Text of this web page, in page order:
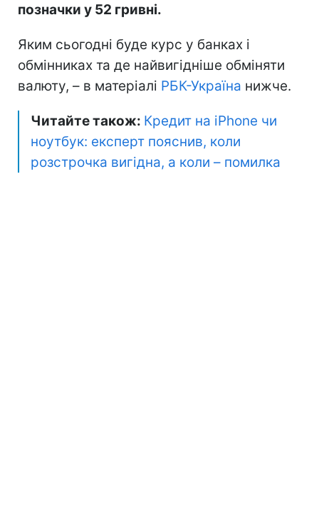
позначки у 52 гривні.
Яким сьогодні буде курс у банках і
обмінниках та де найвигідніше обміняти
валюту, – в матеріалі РБК-Україна нижче.
Читайте також: Кредит на iPhone чи
ноутбук: експерт пояснив, коли
розстрочка вигідна, а коли – помилка